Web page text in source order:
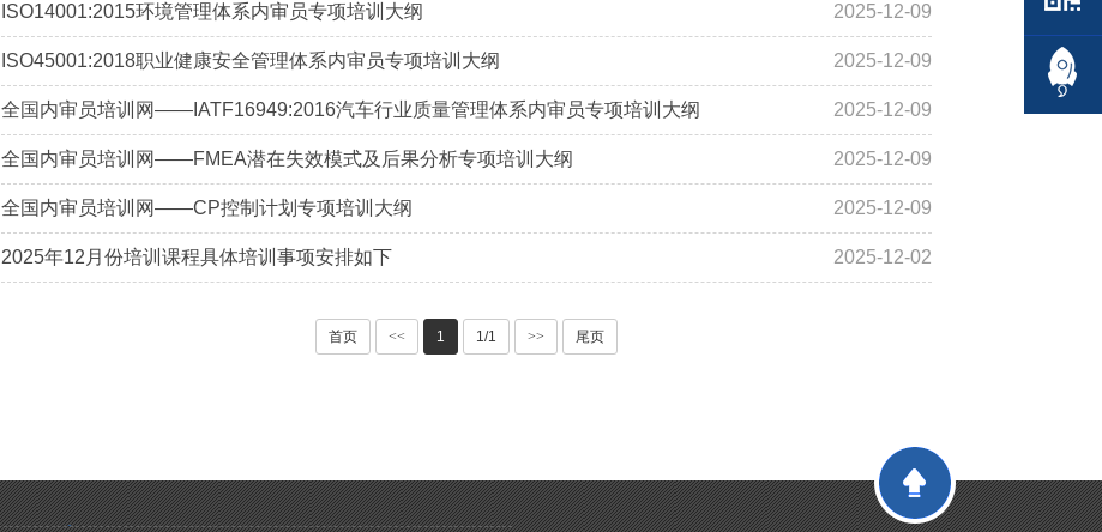
ISO14001:2015环境管理体系内审员专项培训大纲 2025-12-09
ISO45001:2018职业健康安全管理体系内审员专项培训大纲 2025-12-09
全国内审员培训网——IATF16949:2016汽车行业质量管理体系内审员专项培训大纲 2025-12-09
全国内审员培训网——FMEA潜在失效模式及后果分析专项培训大纲 2025-12-09
全国内审员培训网——CP控制计划专项培训大纲 2025-12-09
​2025年12月份培训课程具体培训事项安排如下 2025-12-02
首页 << 1 1/1 >> 尾页